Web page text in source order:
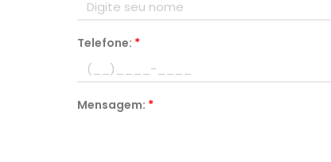
Telefone: *
Mensagem: *